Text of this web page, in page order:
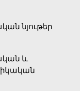
նյութեր
և